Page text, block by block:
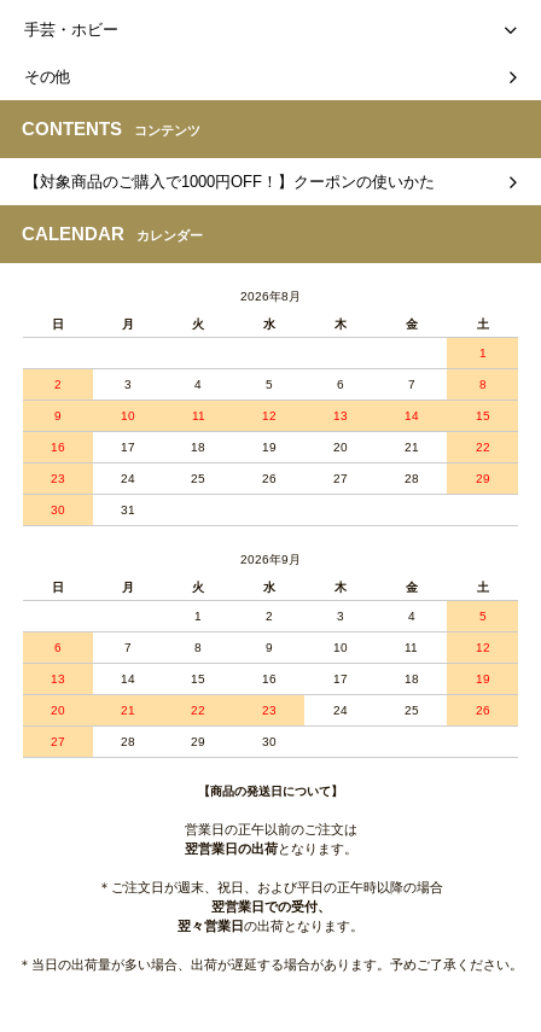
手芸・ホビー
その他
CONTENTS コンテンツ
【対象商品のご購入で1000円OFF！】クーポンの使いかた
CALENDAR カレンダー
2026年8月
日 月 火 水 木 金 土
1
2 3 4 5 6 7 8
9 10 11 12 13 14 15
16 17 18 19 20 21 22
23 24 25 26 27 28 29
30 31
2026年9月
日 月 火 水 木 金 土
1 2 3 4 5
6 7 8 9 10 11 12
13 14 15 16 17 18 19
20 21 22 23 24 25 26
27 28 29 30
【商品の発送日について】
営業日の正午以前のご注文は
翌営業日の出荷となります。
＊ご注文日が週末、祝日、および平日の正午時以降の場合
翌営業日での受付、
翌々営業日の出荷となります。
＊当日の出荷量が多い場合、出荷が遅延する場合があります。予めご了承ください。